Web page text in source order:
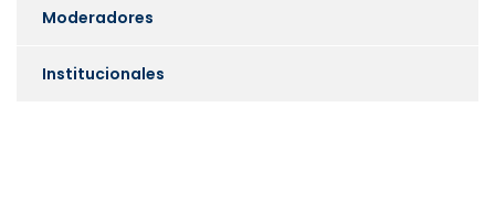
Moderadores
Institucionales